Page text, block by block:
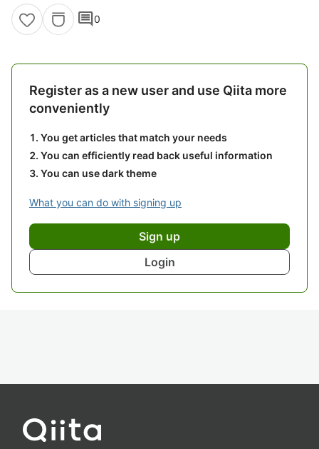
comment0
Register as a new user and use Qiita more
conveniently
You get articles that match your needs
You can efficiently read back useful information
You can use dark theme
What you can do with signing up
Sign up
Login